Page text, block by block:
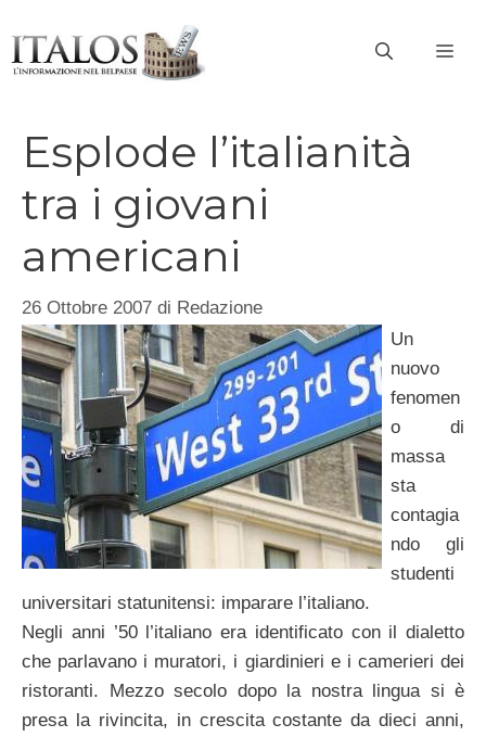
al
contenuto
Esplode l’italianità
tra i giovani
americani
26 Ottobre 2007 di Redazione
Un
nuovo
fenomen
o di
massa
sta
contagia
ndo gli
studenti
universitari statunitensi: imparare l’italiano.
Negli anni ’50 l’italiano era identificato con il dialetto
che parlavano i muratori, i giardinieri e i camerieri dei
ristoranti. Mezzo secolo dopo la nostra lingua si è
presa la rivincita, in crescita costante da dieci anni,